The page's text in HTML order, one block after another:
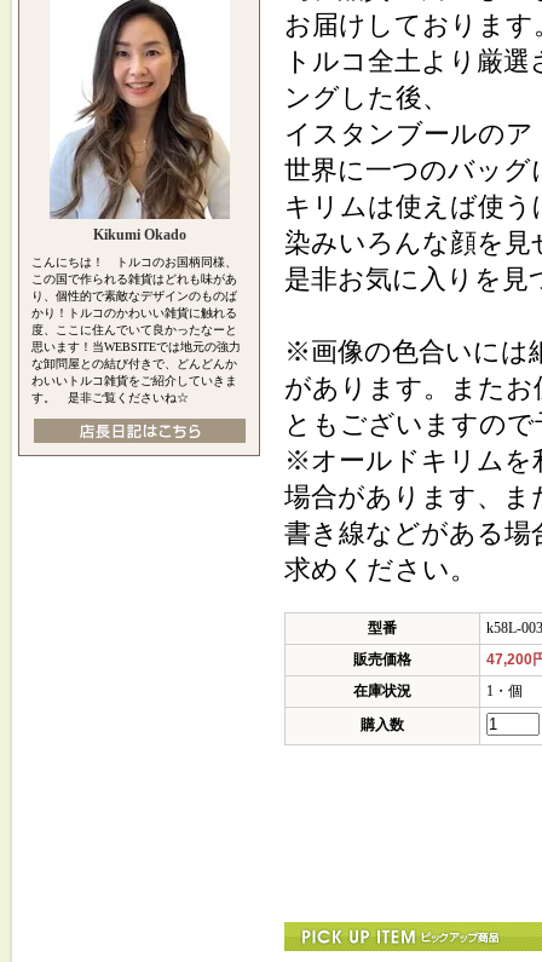
Kikumi Okado
こんにちは！ トルコのお国柄同様、
この国で作られる雑貨はどれも味があ
り、個性的で素敵なデザインのものば
かり！トルコのかわいい雑貨に触れる
度、ここに住んでいて良かったなーと
思います！当WEBSITEでは地元の強力
な卸問屋との結び付きで、どんどんか
わいいトルコ雑貨をご紹介していきま
す。 是非ご覧くださいね☆
お届けしております
トルコ全土より厳
ングした後、
イスタンブールの
世界に一つのバッ
キリムは使えば使
染みいろんな顔を
是非お気に入りを
※画像の色合いには
があります。また
ともございますの
※オールドキリムを
場合があります、ま
書き線などがある場
求めください。
型番
k58L-003
販売価格
47,200
在庫状況
1・個
購入数